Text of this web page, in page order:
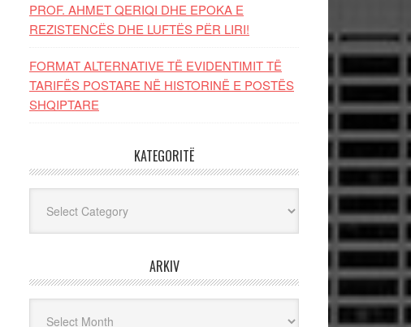
PROF. AHMET QERIQI DHE EPOKA E
REZISTENCЁS DHE LUFTЁS PЁR LIRI!
FORMAT ALTERNATIVE TË EVIDENTIMIT TË
TARIFËS POSTARE NË HISTORINË E POSTËS
SHQIPTARE
KATEGORITË
ARKIV